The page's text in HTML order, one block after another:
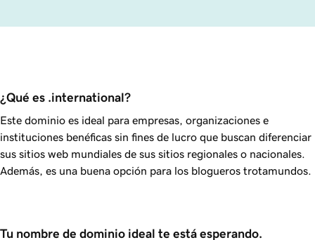
¿Qué es .international?
Este dominio es ideal para empresas, organizaciones e
instituciones benéficas sin fines de lucro que buscan diferenciar
sus sitios web mundiales de sus sitios regionales o nacionales.
Además, es una buena opción para los blogueros trotamundos.
Tu nombre de dominio ideal te está esperando.